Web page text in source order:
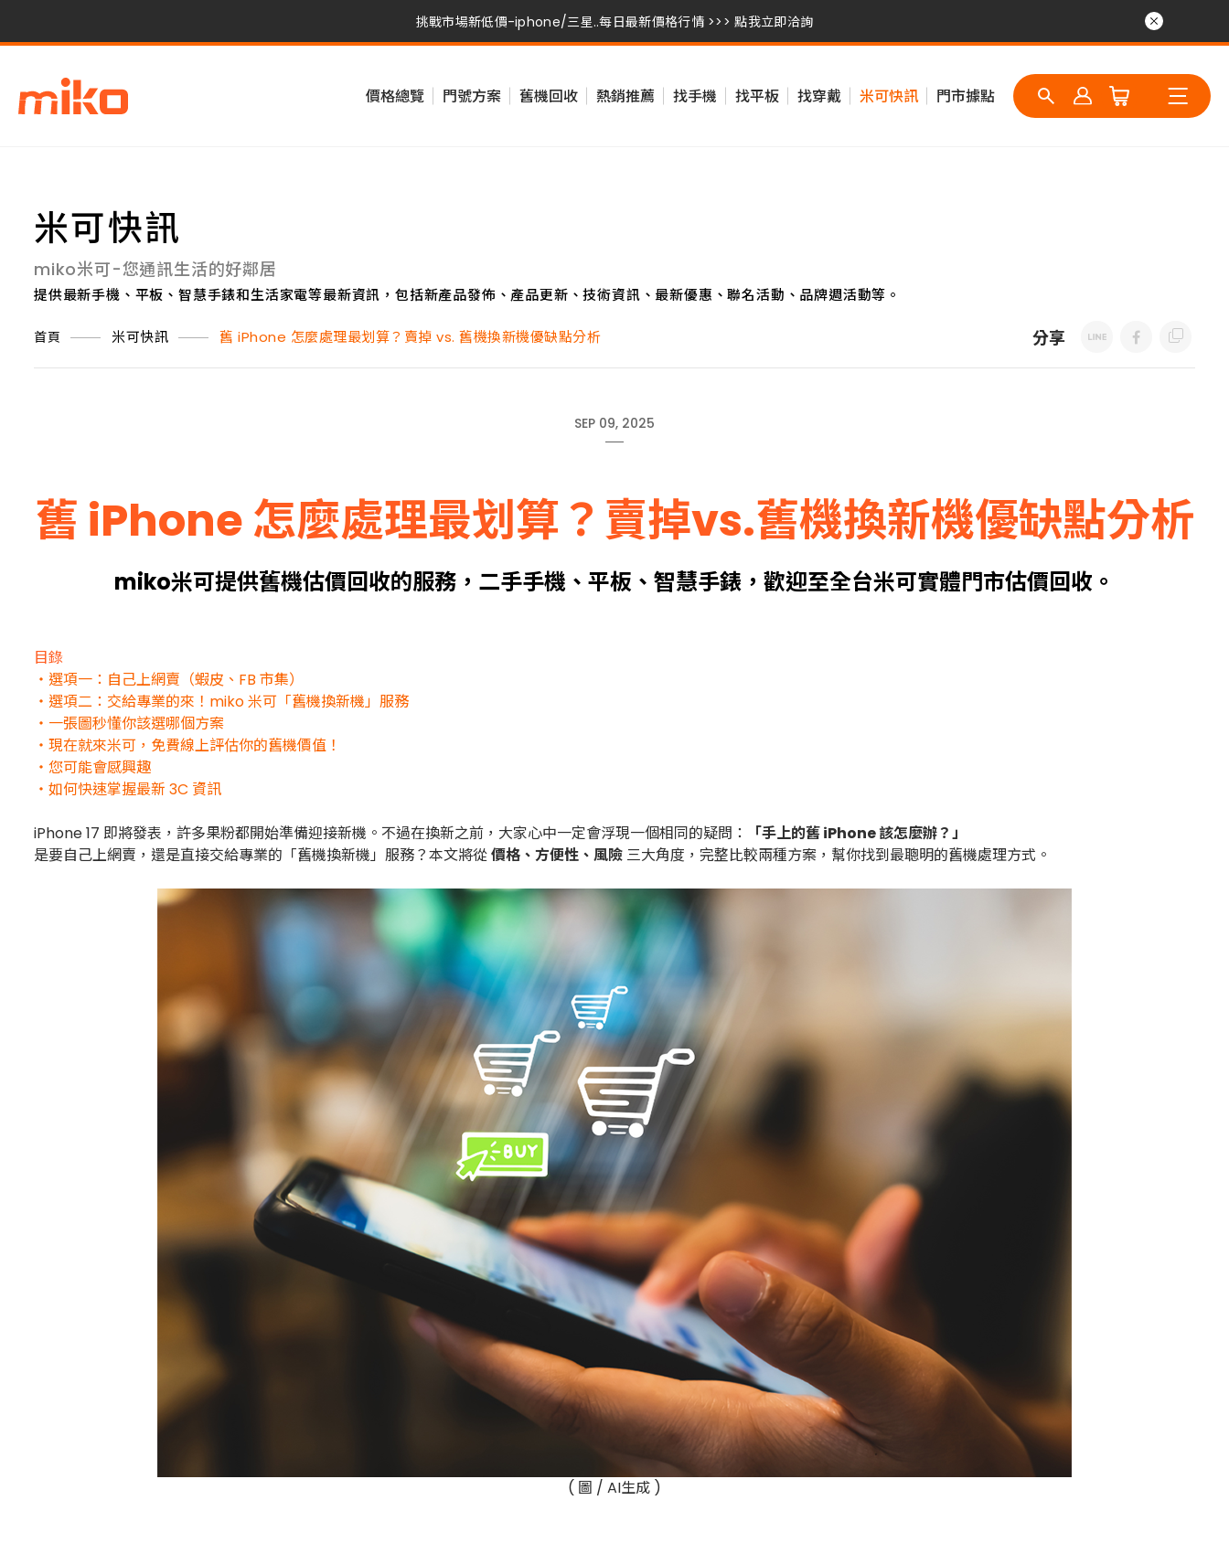
挑戰市場新低價-iphone/三星..每日最新價格行情 >>> 點我立即洽詢
挑戰市場新低價-iphone/三星..每日最新價格行情 >>> 點我立即洽詢
價格總覽 門號方案 舊機回收 熱銷推薦 找手機 找平板 找穿戴 米可快訊 門市據點
米可快訊
miko米可-您通訊生活的好鄰居
提供最新手機、平板、智慧手錶和生活家電等最新資訊，包括新產品發佈、產品更新、技術資訊、最新優惠、聯名活動、品牌週活動等。
首頁 米可快訊 舊 iPhone 怎麼處理最划算？賣掉 vs. 舊機換新機優缺點分析 分享
SEP 09, 2025
舊 iPhone 怎麼處理最划算？賣掉vs.舊機換新機優缺點分析
miko米可提供舊機估價回收的服務，二手手機、平板、智慧手錶，歡迎至全台米可實體門市估價回收。
目錄
・選項一：自己上網賣（蝦皮、FB 市集）
・選項二：交給專業的來！miko 米可「舊機換新機」服務
・一張圖秒懂你該選哪個方案
・現在就來米可，免費線上評估你的舊機價值！
・您可能會感興趣
・如何快速掌握最新 3C 資訊
iPhone 17 即將發表，許多果粉都開始準備迎接新機。不過在換新之前，大家心中一定會浮現一個相同的疑問：
「手上的舊 iPhone 該怎麼辦？」
是要自己上網賣，還是直接交給專業的「舊機換新機」服務？本文將從價格、方便性、風險 三大角度，完整比較兩種方案，幫你找到最聰明的舊機處理方式。
( 圖 / AI生成 )